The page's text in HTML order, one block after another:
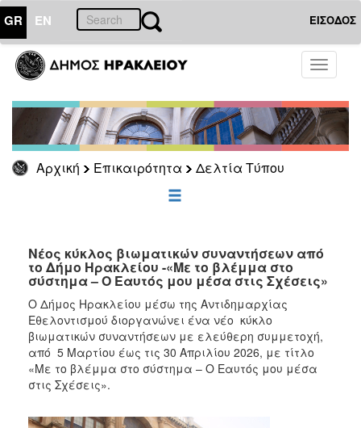
GR EN ΕΙΣΟΔΟΣ
Toggle
Αρχική Επικαιρότητα Δελτία Τύπου
ΕΠΙΚΑΙΡΟΤΗΤΑ
Τύπου
Αρχείο
ΕΠΙΣΚΕΠΤΗΣ
ΗΡΑΚΛΕΙΟ
Νέος κύκλος βιωματικών συναντήσεων από
το Δήμο Ηρακλείου -«Με το βλέμμα στο
σύστημα – Ο Εαυτός μου μέσα στις Σχέσεις»
Ο Δήμος Ηρακλείου μέσω της Αντιδημαρχίας
Εθελοντισμού διοργανώνει ένα νέο κύκλο
βιωματικών συναντήσεων με ελεύθερη συμμετοχή,
από 5 Μαρτίου έως τις 30 Απριλίου 2026, με τίτλο
«Με το βλέμμα στο σύστημα – Ο Εαυτός μου μέσα
στις Σχέσεις».